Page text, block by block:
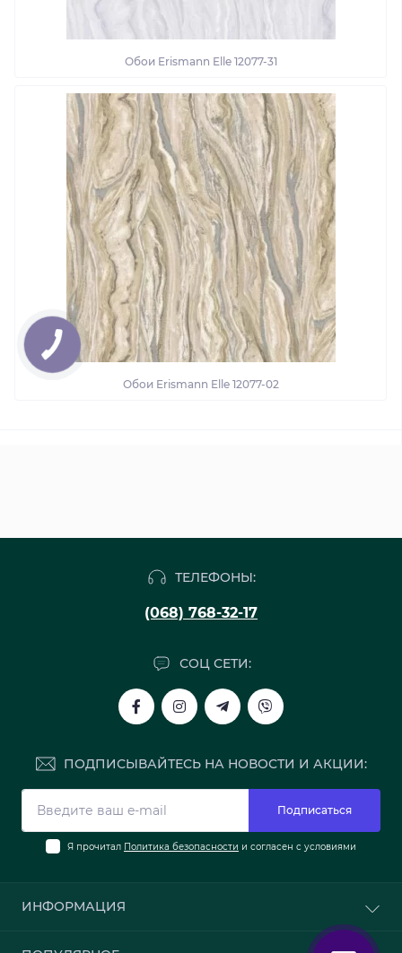
Обои Erismann Elle 12077-31
Обои Erismann Elle 12077-02
ТЕЛЕФОНЫ:
(068) 768-32-17
СОЦ СЕТИ:
ПОДПИСЫВАЙТЕСЬ НА НОВОСТИ И АКЦИИ:
Подписаться
Я прочитал Политика безопасности и согласен с условиями
ИНФОРМАЦИЯ